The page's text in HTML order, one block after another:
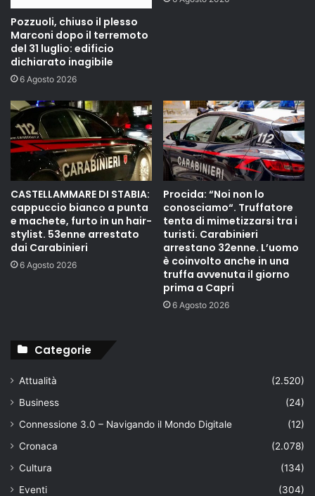
Pozzuoli, chiuso il plesso
Marconi dopo il terremoto
del 31 luglio: edificio
dichiarato inagibile
6 Agosto 2026
CASTELLAMMARE DI STABIA:
cappuccio bianco a punta
e machete, furto in un hair-
stylist. 53enne arrestato
dai Carabinieri
6 Agosto 2026
Procida: “Noi non lo
conosciamo“. Truffatore
tenta di mimetizzarsi tra i
turisti. Carabinieri
arrestano 32enne. L’uomo
è coinvolto anche in una
truffa avvenuta il giorno
prima a Capri
6 Agosto 2026
Categorie
Attualità
(2.520)
Business
(24)
Connessione 3.0 – Navigando il Mondo Digitale
(12)
Cronaca
(2.078)
Cultura
(134)
Eventi
(304)